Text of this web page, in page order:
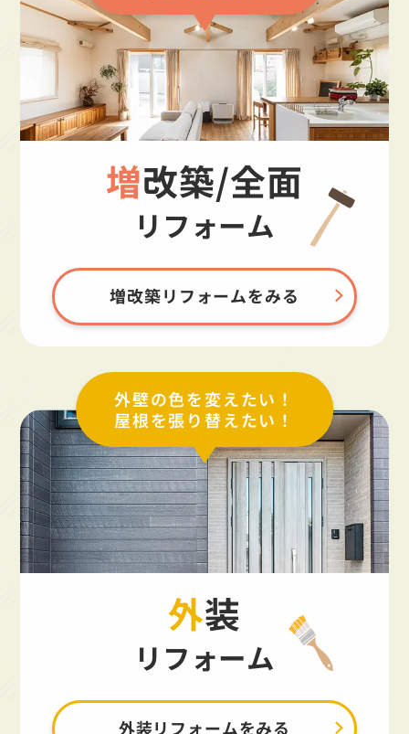
増改築/全面
リフォーム
増改築リフォームをみる
外壁の色を変えたい！
屋根を張り替えたい！
外装
リフォーム
外装リフォームをみる